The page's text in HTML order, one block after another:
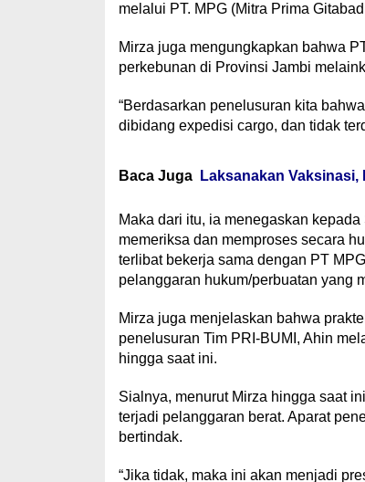
melalui PT. MPG (Mitra Prima
Mirza juga mengungkapkan bahwa
perkebunan di Provinsi Jambi
“Berdasarkan penelusuran kita
dibidang expedisi cargo, dan tidak
Baca Juga Laksanakan
Maka dari itu, ia menegaskan
memeriksa dan memproses secara
terlibat bekerja sama dengan PT
pelanggaran hukum/perbuatan yang
Mirza juga menjelaskan bahwa
penelusuran Tim PRI-BUMI, Ahin
hingga saat ini.
Sialnya, menurut Mirza hingga saat
terjadi pelanggaran berat. Aparat
bertindak.
“Jika tidak, maka ini akan menjadi